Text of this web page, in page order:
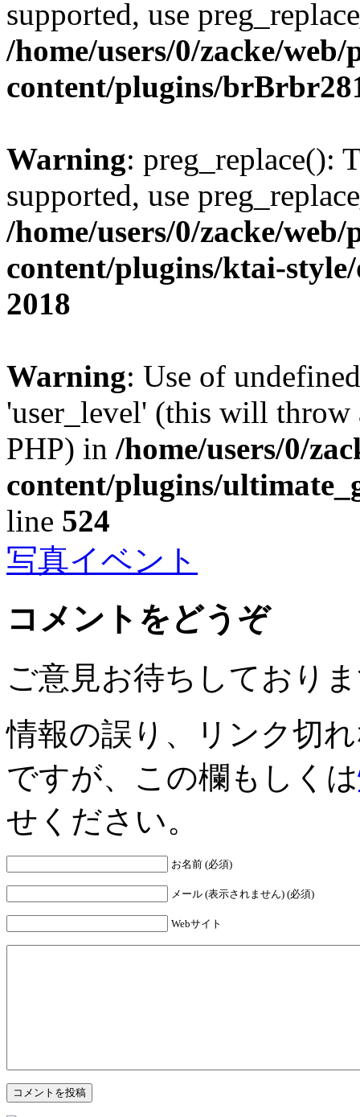
supported, use
/home/users/0/zacke/
content/plugins/
Warning: preg_replace():
supported, use
/home/users/0/zacke/
content/plugins/ktai-
2018
Warning: Use of
'user_level' (this will
PHP) in /home/users/0/
content/plugins/
line 524
写真イベント
コメントをどうぞ
ご意見お待ちしており
情報の誤り、リンク切
ですが、この欄もしくは
せください。
お名前 (必須)
メール (表示されません) (必須)
Webサイト